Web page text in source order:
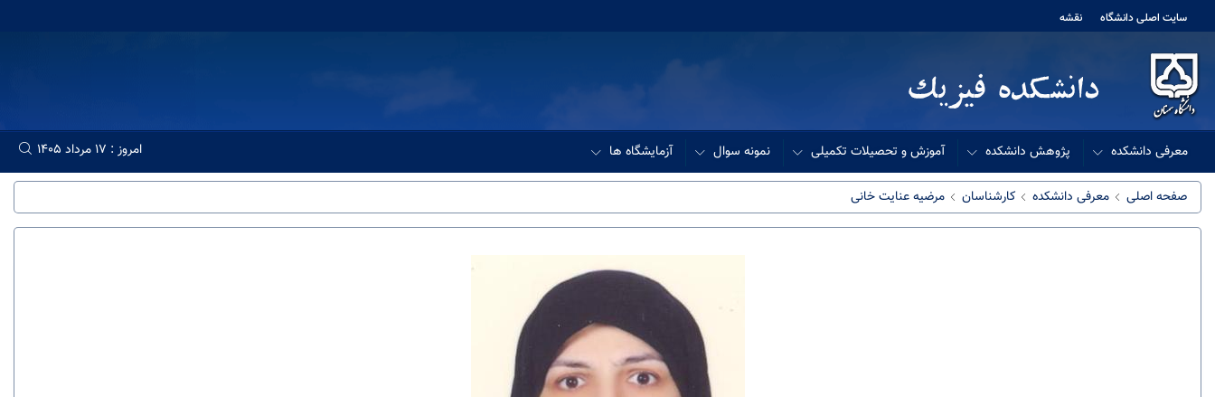
سایت اصلی دانشگاه نقشه
معرفی دانشکده پژوهش دانشکده آموزش و تحصیلات تکمیلی نمونه سوال آزمایشگاه ها امروز : 17 مرداد 1405
صفحه اصلی معرفی دانشکده کارشناسان مرضیه عنایت خانی